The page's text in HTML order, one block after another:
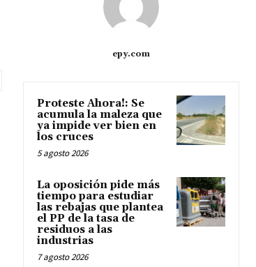
epy.com
Proteste Ahora!: Se
acumula la maleza que
ya impide ver bien en
los cruces
5 agosto 2026
La oposición pide más
tiempo para estudiar
las rebajas que plantea
el PP de la tasa de
residuos a las
industrias
7 agosto 2026